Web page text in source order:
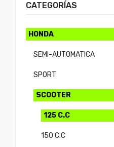
CATEGORÍAS
HONDA
SEMI-AUTOMATICA
SPORT
SCOOTER
125 C.C
150 C.C